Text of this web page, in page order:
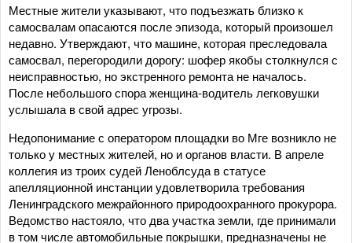
Местные жители указывают, что подъезжать близко к
самосвалам опасаются после эпизода, который произошел
недавно. Утверждают, что машине, которая преследовала
самосвал, перегородили дорогу: шофер якобы столкнулся с
неисправностью, но экстренного ремонта не началось.
После небольшого спора женщина-водитель легковушки
услышала в свой адрес угрозы.
Недопонимание с оператором площадки во Мге возникло не
только у местных жителей, но и органов власти. В апреле
коллегия из троих судей Леноблсуда в статусе
апелляционной инстанции удовлетворила требования
Ленинградского межрайонного природоохранного прокурора.
Ведомство настояло, что два участка земли, где принимали
в том числе автомобильные покрышки, предназначены не